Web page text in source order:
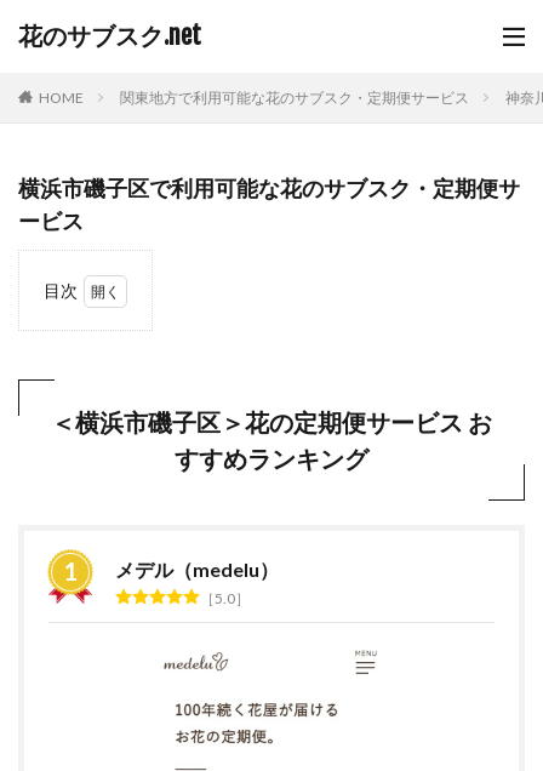
花のサブスク.net
HOME 関東地方で利用可能な花のサブスク・定期便サービス 神奈
横浜市磯子区で利用可能な花のサブスク・定期便サ
ービス
目次
花の
すめ
ラン
キン
グ
＜横浜市磯子区＞花の定期便サービス お
すすめランキング
メデル（medelu）
5.0